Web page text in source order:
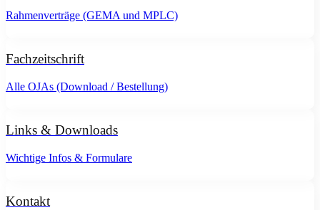
Rahmenverträge (GEMA und MPLC)
Fachzeitschrift
Alle OJAs (Download / Bestellung)
Links & Downloads
Wichtige Infos & Formulare
Kontakt